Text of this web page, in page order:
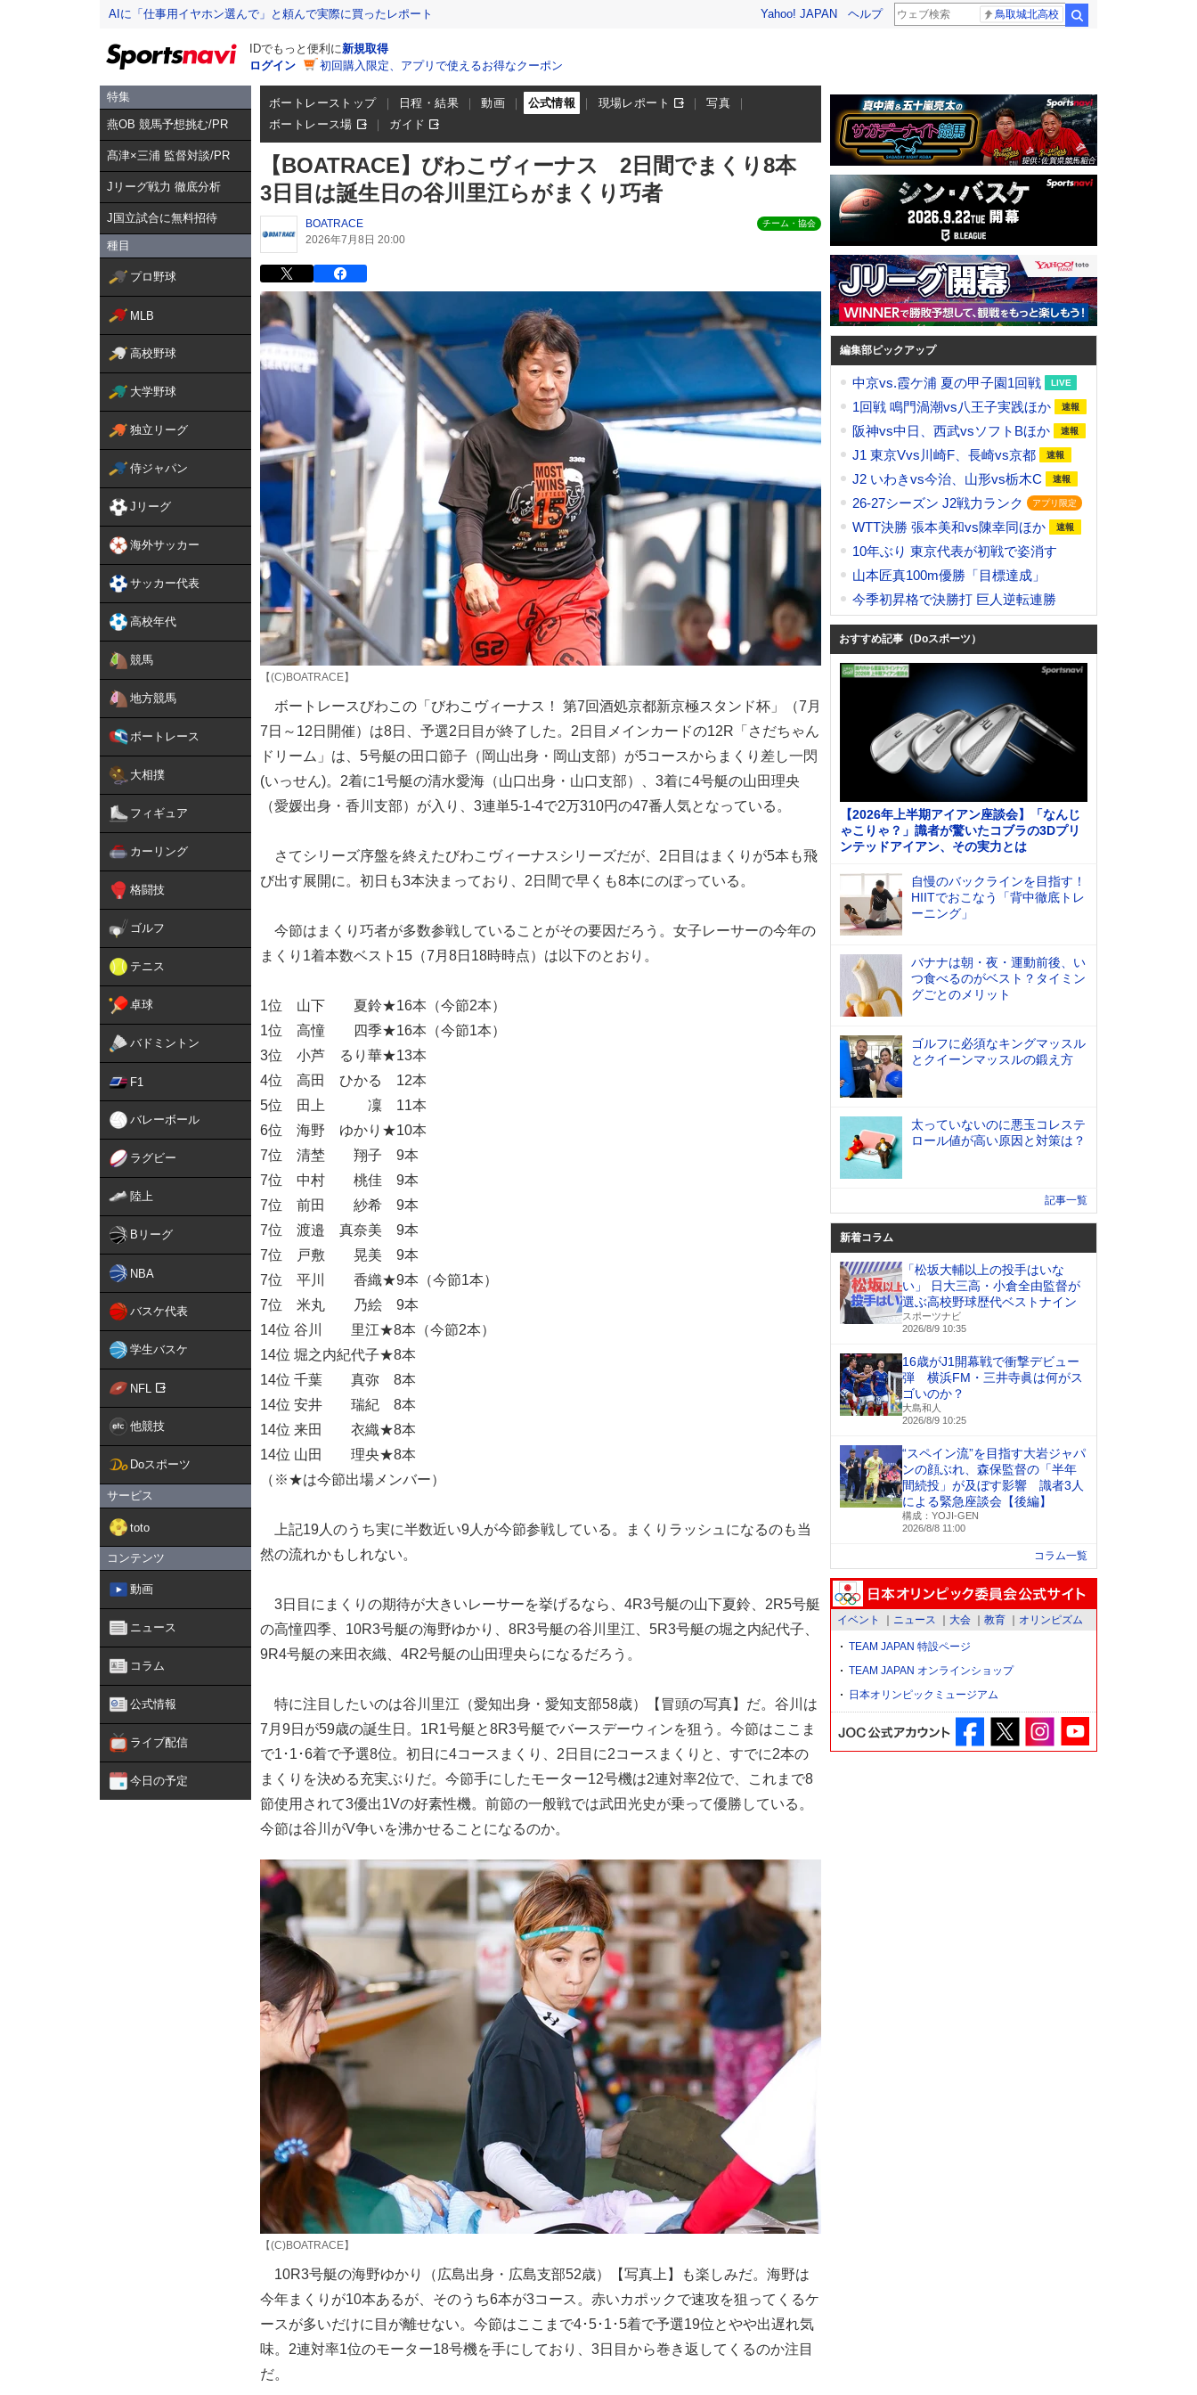
AIに「仕事用イヤホン選んで」と頼んで実際に買ったレポート Yahoo! JAPAN ヘルプ 鳥取城北高校
IDでもっと便利に新規取得
ログイン
初回購入限定、アプリで使えるお得なクーポン
特集
燕OB 競馬予想挑む/PR
髙津×三浦 監督対談/PR
Jリーグ戦力 徹底分析
J国立試合に無料招待
種目
プロ野球
MLB
高校野球
大学野球
独立リーグ
侍ジャパン
Jリーグ
海外サッカー
サッカー代表
高校年代
競馬
地方競馬
ボートレース
大相撲
フィギュア
カーリング
格闘技
ゴルフ
テニス
卓球
バドミントン
F1
バレーボール
ラグビー
陸上
Bリーグ
NBA
バスケ代表
学生バスケ
NFL
他競技
Doスポーツ
サービス
toto
コンテンツ
動画
ニュース
コラム
公式情報
ライブ配信
今日の予定
ボートレーストップ 日程・結果 動画 公式情報 現場レポート
写真
ボートレース場
ガイド
【BOATRACE】びわこヴィーナス 2日間でまくり8本
3日目は誕生日の谷川里江らがまくり巧者
BOATRACE
2026年7月8日 20:00
チーム・協会
【(C)BOATRACE】
ボートレースびわこの「びわこヴィーナス！ 第7回酒処京都新京極スタンド杯」（7月
7日～12日開催）は8日、予選2日目が終了した。2日目メインカードの12R「さだちゃん
ドリーム」は、5号艇の田口節子（岡山出身・岡山支部）が5コースからまくり差し一閃
(いっせん)。2着に1号艇の清水愛海（山口出身・山口支部）、3着に4号艇の山田理央
（愛媛出身・香川支部）が入り、3連単5-1-4で2万310円の47番人気となっている。
さてシリーズ序盤を終えたびわこヴィーナスシリーズだが、2日目はまくりが5本も飛
び出す展開に。初日も3本決まっており、2日間で早くも8本にのぼっている。
今節はまくり巧者が多数参戦していることがその要因だろう。女子レーサーの今年の
まくり1着本数ベスト15（7月8日18時時点）は以下のとおり。
1位 山下 夏鈴★16本（今節2本）
1位 高憧 四季★16本（今節1本）
3位 小芦 るり華★13本
4位 高田 ひかる 12本
5位 田上 凜 11本
6位 海野 ゆかり★10本
7位 清埜 翔子 9本
7位 中村 桃佳 9本
7位 前田 紗希 9本
7位 渡邉 真奈美 9本
7位 戸敷 晃美 9本
7位 平川 香織★9本（今節1本）
7位 米丸 乃絵 9本
14位 谷川 里江★8本（今節2本）
14位 堀之内紀代子★8本
14位 千葉 真弥 8本
14位 安井 瑞紀 8本
14位 来田 衣織★8本
14位 山田 理央★8本
（※★は今節出場メンバー）
上記19人のうち実に半数近い9人が今節参戦している。まくりラッシュになるのも当
然の流れかもしれない。
3日目にまくりの期待が大きいレーサーを挙げるなら、4R3号艇の山下夏鈴、2R5号艇
の高憧四季、10R3号艇の海野ゆかり、8R3号艇の谷川里江、5R3号艇の堀之内紀代子、
9R4号艇の来田衣織、4R2号艇の山田理央らになるだろう。
特に注目したいのは谷川里江（愛知出身・愛知支部58歳）【冒頭の写真】だ。谷川は
7月9日が59歳の誕生日。1R1号艇と8R3号艇でバースデーウィンを狙う。今節はここま
で1･1･6着で予選8位。初日に4コースまくり、2日目に2コースまくりと、すでに2本の
まくりを決める充実ぶりだ。今節手にしたモーター12号機は2連対率2位で、これまで8
節使用されて3優出1Vの好素性機。前節の一般戦では武田光史が乗って優勝している。
今節は谷川がV争いを沸かせることになるのか。
【(C)BOATRACE】
10R3号艇の海野ゆかり（広島出身・広島支部52歳）【写真上】も楽しみだ。海野は
今年まくりが10本あるが、そのうち6本が3コース。赤いカポックで速攻を狙ってくるケ
ースが多いだけに目が離せない。今節はここまで4･5･1･5着で予選19位とやや出遅れ気
味。2連対率1位のモーター18号機を手にしており、3日目から巻き返してくるのか注目
だ。
編集部ピックアップ
中京vs.霞ケ浦 夏の甲子園1回戦
1回戦 鳴門渦潮vs八王子実践ほか
阪神vs中日、西武vsソフトBほか
J1 東京Vvs川崎F、長崎vs京都
J2 いわきvs今治、山形vs栃木C
26-27シーズン J2戦力ランク
WTT決勝 張本美和vs陳幸同ほか
10年ぶり 東京代表が初戦で姿消す
山本匠真100m優勝「目標達成」
今季初昇格で決勝打 巨人逆転連勝
おすすめ記事（Doスポーツ）
【2026年上半期アイアン座談会】「なんじ
ゃこりゃ？」識者が驚いたコブラの3Dプリ
ンテッドアイアン、その実力とは
自慢のバックラインを目指す！
HIITでおこなう「背中徹底トレ
ーニング」
バナナは朝・夜・運動前後、い
つ食べるのがベスト？タイミン
グごとのメリット
ゴルフに必須なキングマッスル
とクイーンマッスルの鍛え方
太っていないのに悪玉コレステ
ロール値が高い原因と対策は？
記事一覧
新着コラム
「松坂大輔以上の投手はいな
い」 日大三高・小倉全由監督が
選ぶ高校野球歴代ベストナイン
スポーツナビ
2026/8/9 10:35
16歳がJ1開幕戦で衝撃デビュー
弾 横浜FM・三井寺眞は何がス
ゴいのか？
大島和人
2026/8/9 10:25
“スペイン流”を目指す大岩ジャパ
ンの顔ぶれ、森保監督の「半年
間続投」が及ぼす影響 識者3人
による緊急座談会【後編】
構成：YOJI-GEN
2026/8/8 11:00
コラム一覧
イベント ニュース 大会 教育 オリンピズム
TEAM JAPAN 特設ページ
TEAM JAPAN オンラインショップ
日本オリンピックミュージアム